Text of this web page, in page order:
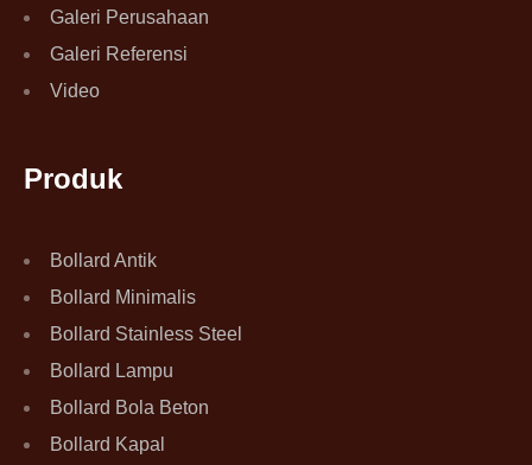
Galeri Perusahaan
Galeri Referensi
Video
Produk
Bollard Antik
Bollard Minimalis
Bollard Stainless Steel
Bollard Lampu
Bollard Bola Beton
Bollard Kapal